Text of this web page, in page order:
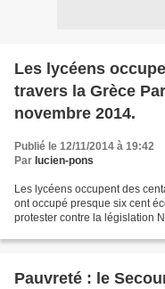
Les lycéens
travers la Grèce Par John Vassilopulos 12
novembre 2014.
Publié le 12/11/2014 à 19:42
Par lucien-pons
Les lycéens occupent des
ont occupé presque six cent
protester contre la législation
Pauvreté : le